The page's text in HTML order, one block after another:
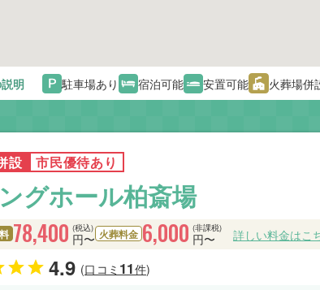
明 駐車場あり 宿泊可能 安置可能 火葬場併
設 市民優待あり
グホール柏斎場
(税込)
78,400 円〜 火葬料金 (非課税)
6,000 円〜 詳しい料金はこ
4.9 (口コミ 11件)